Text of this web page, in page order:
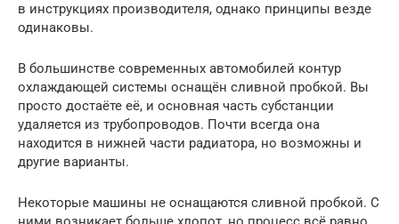
в инструкциях производителя, однако принципы везде
одинаковы.
В большинстве современных автомобилей контур
охлаждающей системы оснащён сливной пробкой. Вы
просто достаёте её, и основная часть субстанции
удаляется из трубопроводов. Почти всегда она
находится в нижней части радиатора, но возможны и
другие варианты.
Некоторые машины не оснащаются сливной пробкой. С